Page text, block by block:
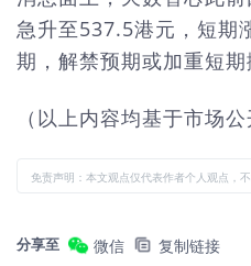
急升至537.5港元，短期
期，解禁预期或加重短
（以上内容均基于市场
免责声明：本文观点仅代表作者个人观点，
分享至 微信 复制链接